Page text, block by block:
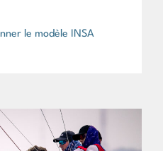
le modèle INSA